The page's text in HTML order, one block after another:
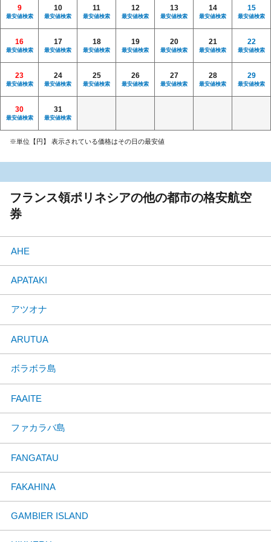
9
最安値検索
10
最安値検索
11
最安値検索
12
最安値検索
13
最安値検索
14
最安値検索
15
最安値検索
16
最安値検索
17
最安値検索
18
最安値検索
19
最安値検索
20
最安値検索
21
最安値検索
22
最安値検索
23
最安値検索
24
最安値検索
25
最安値検索
26
最安値検索
27
最安値検索
28
最安値検索
29
最安値検索
30
最安値検索
31
最安値検索
※単位【円】 表示されている価格はその日の最安値
フランス領ポリネシアの他の都市の格安航空
券
AHE
APATAKI
アツオナ
ARUTUA
ボラボラ島
FAAITE
ファカラバ島
FANGATAU
FAKAHINA
GAMBIER ISLAND